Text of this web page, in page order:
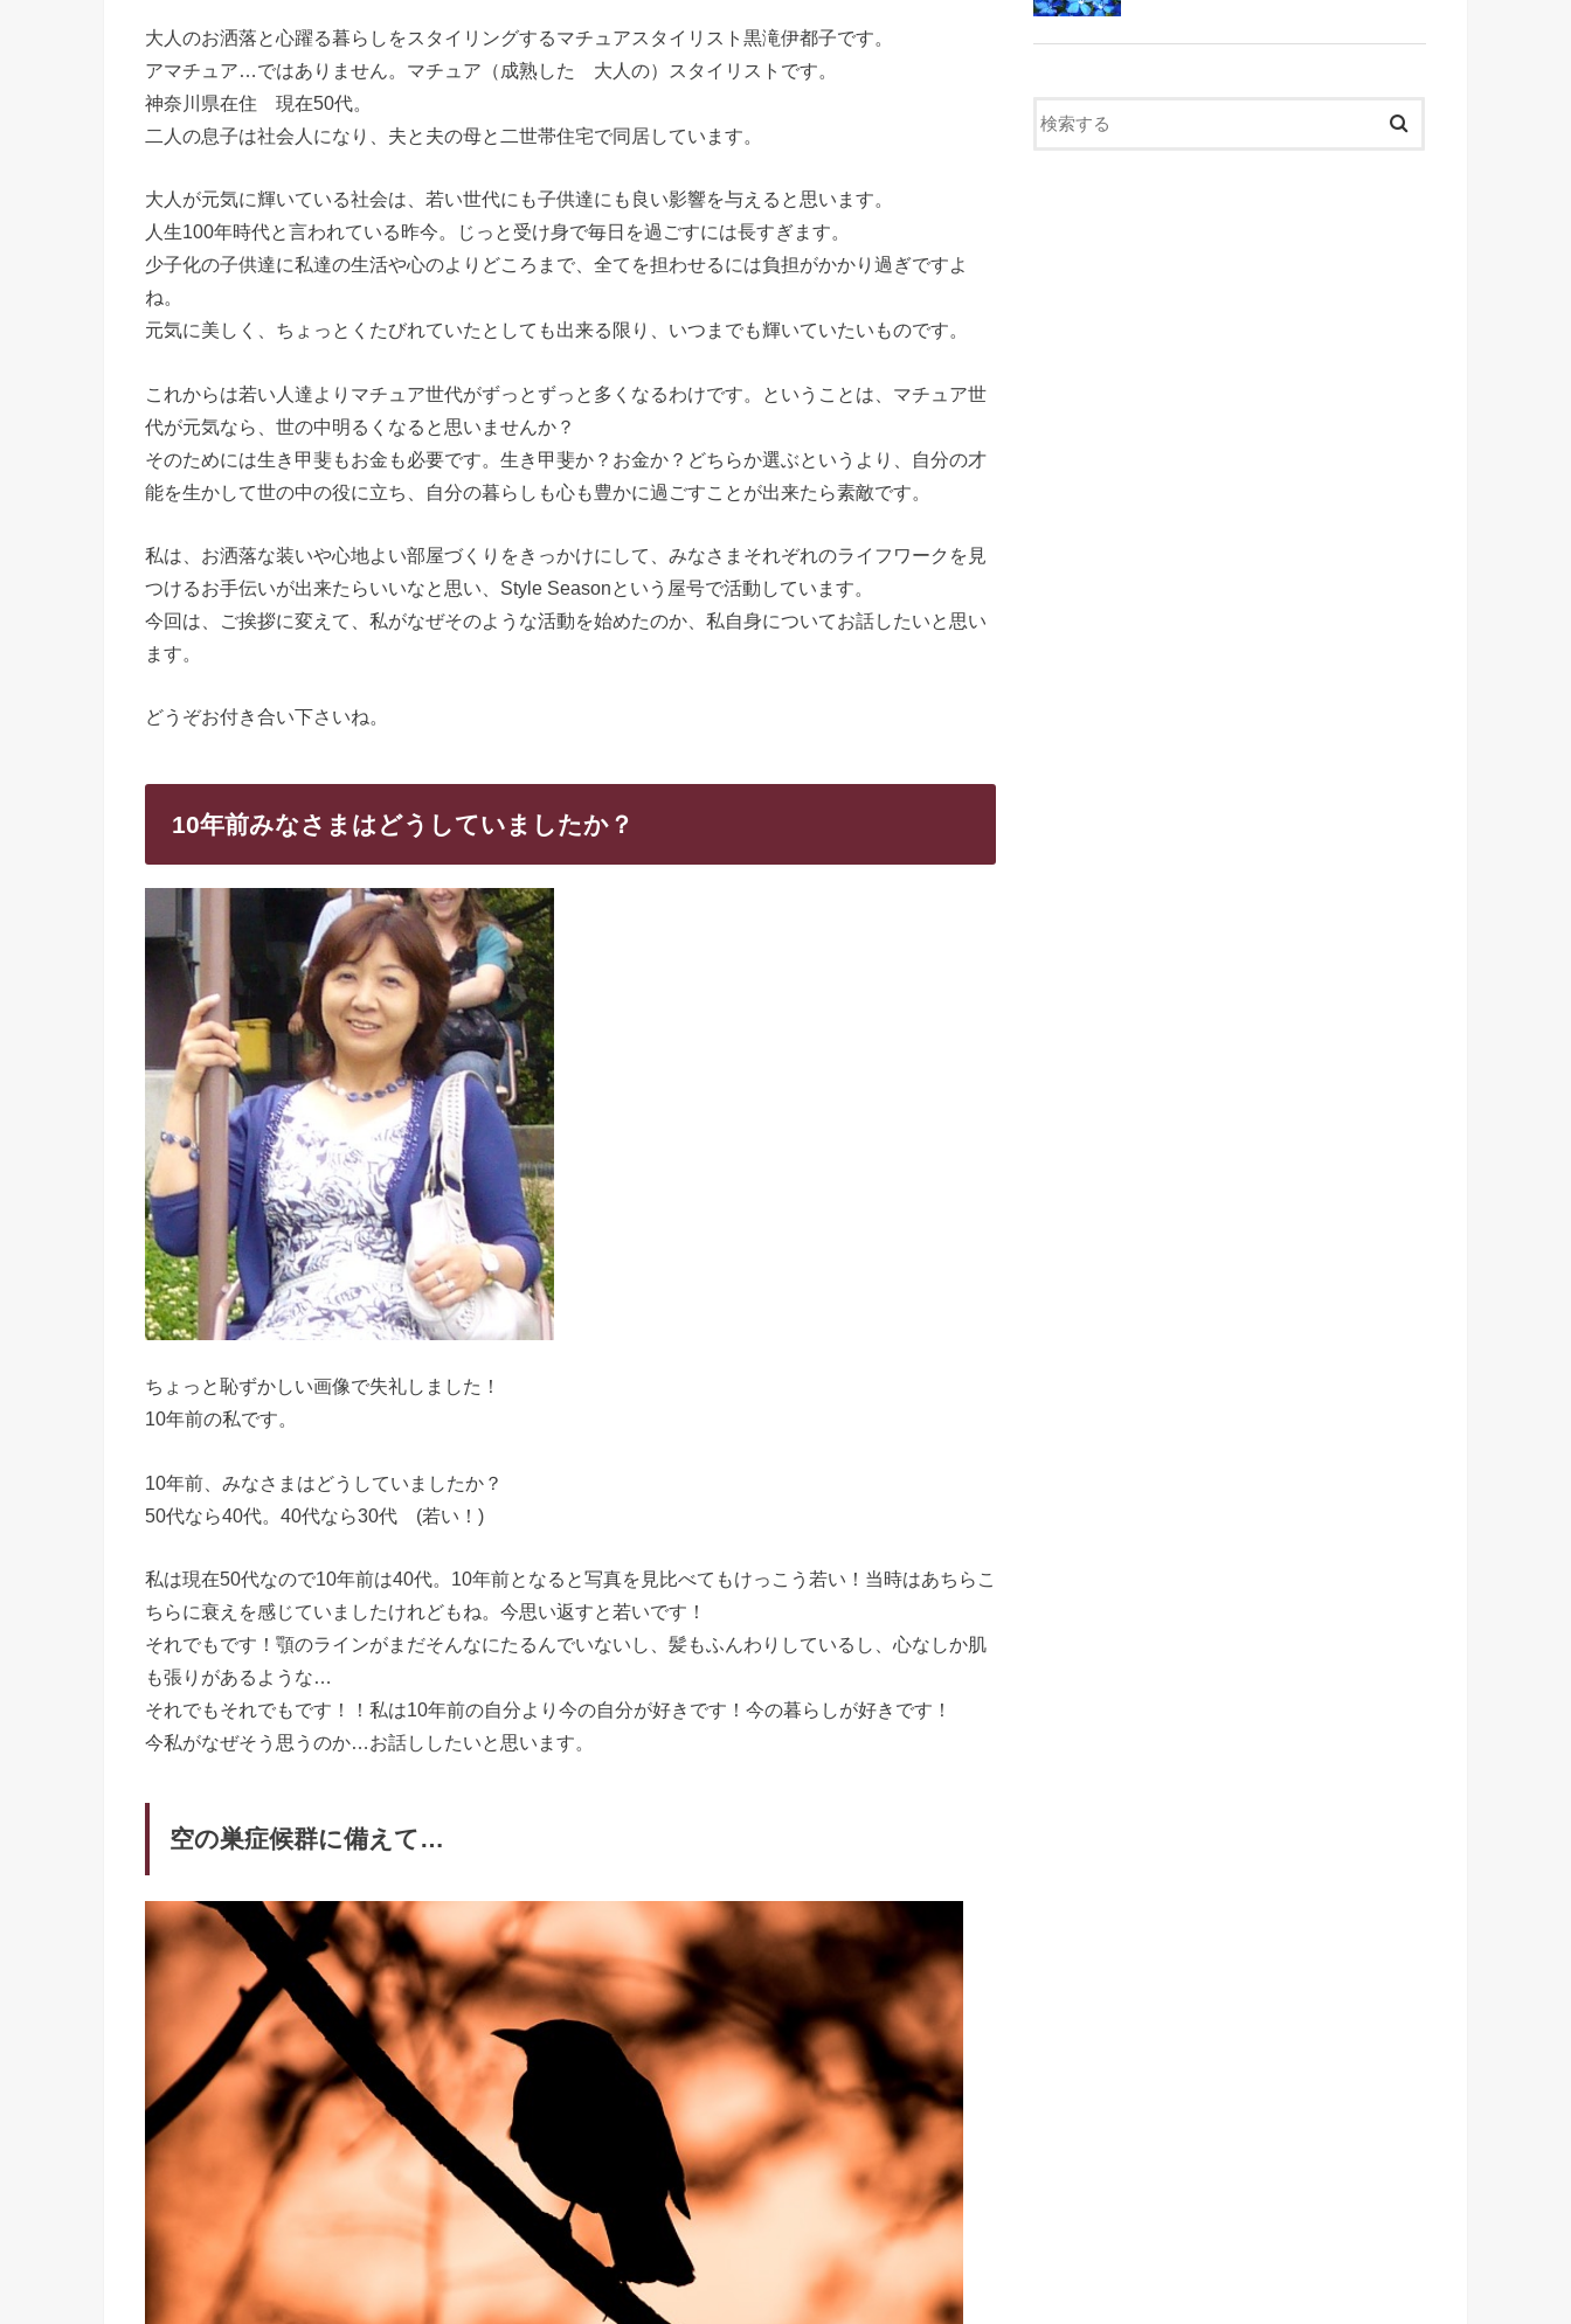
大人のお洒落と心躍る暮らしをスタイリングするマチュアスタイリスト黒滝伊都子です。
アマチュア…ではありません。マチュア（成熟した 大人の）スタイリストです。
神奈川県在住 現在50代。
二人の息子は社会人になり、夫と夫の母と二世帯住宅で同居しています。
大人が元気に輝いている社会は、若い世代にも子供達にも良い影響を与えると思います。
人生100年時代と言われている昨今。じっと受け身で毎日を過ごすには長すぎます。
少子化の子供達に私達の生活や心のよりどころまで、全てを担わせるには負担がかかり過ぎですよ
ね。
元気に美しく、ちょっとくたびれていたとしても出来る限り、いつまでも輝いていたいものです。
これからは若い人達よりマチュア世代がずっとずっと多くなるわけです。ということは、マチュア世
代が元気なら、世の中明るくなると思いませんか？
そのためには生き甲斐もお金も必要です。生き甲斐か？お金か？どちらか選ぶというより、自分の才
能を生かして世の中の役に立ち、自分の暮らしも心も豊かに過ごすことが出来たら素敵です。
私は、お洒落な装いや心地よい部屋づくりをきっかけにして、みなさまそれぞれのライフワークを見
つけるお手伝いが出来たらいいなと思い、Style Seasonという屋号で活動しています。
今回は、ご挨拶に変えて、私がなぜそのような活動を始めたのか、私自身についてお話したいと思い
ます。
どうぞお付き合い下さいね。
10年前みなさまはどうしていましたか？
ちょっと恥ずかしい画像で失礼しました！
10年前の私です。
10年前、みなさまはどうしていましたか？
50代なら40代。40代なら30代 (若い！)
私は現在50代なので10年前は40代。10年前となると写真を見比べてもけっこう若い！当時はあちらこ
ちらに衰えを感じていましたけれどもね。今思い返すと若いです！
それでもです！顎のラインがまだそんなにたるんでいないし、髪もふんわりしているし、心なしか肌
も張りがあるような…
それでもそれでもです！！私は10年前の自分より今の自分が好きです！今の暮らしが好きです！
今私がなぜそう思うのか…お話ししたいと思います。
空の巣症候群に備えて…